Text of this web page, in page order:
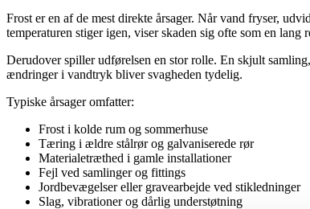
Frost er en af de mest direkte årsager. Når vand fryser,
temperaturen stiger igen, viser skaden sig ofte som en lang
Derudover spiller udførelsen en stor rolle. En skjult
ændringer i vandtryk bliver svagheden tydelig.
Typiske årsager omfatter:
Frost i kolde rum og sommerhuse
Tæring i ældre stålrør og galvaniserede rør
Materialetræthed i gamle installationer
Fejl ved samlinger og fittings
Jordbevægelser eller gravearbejde ved stikledninger
Slag, vibrationer og dårlig understøtning